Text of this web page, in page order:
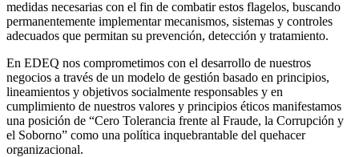
medidas necesarias con el fin de combatir estos flagelos, buscando
permanentemente implementar mecanismos, sistemas y controles
adecuados que permitan su prevención, detección y tratamiento.
En EDEQ nos comprometimos con el desarrollo de nuestros
negocios a través de un modelo de gestión basado en principios,
lineamientos y objetivos socialmente responsables y en
cumplimiento de nuestros valores y principios éticos manifestamos
una posición de “Cero Tolerancia frente al Fraude, la Corrupción y
el Soborno” como una política inquebrantable del quehacer
organizacional.